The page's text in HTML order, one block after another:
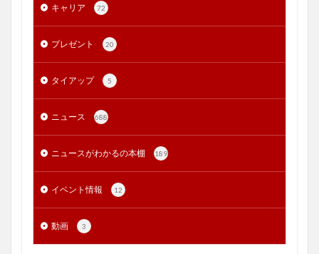
キャリア 72
プレゼント 20
タイアップ 5
ニュース 688
ニュースがわかるの本棚 189
イベント情報 12
動画 3